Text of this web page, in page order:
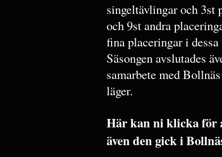
singeltävlingar och 3st
och 9st andra
fina placeringar i
Säsongen avslutades
samarbete med
läger.
Här kan ni klicka för
även den gick i